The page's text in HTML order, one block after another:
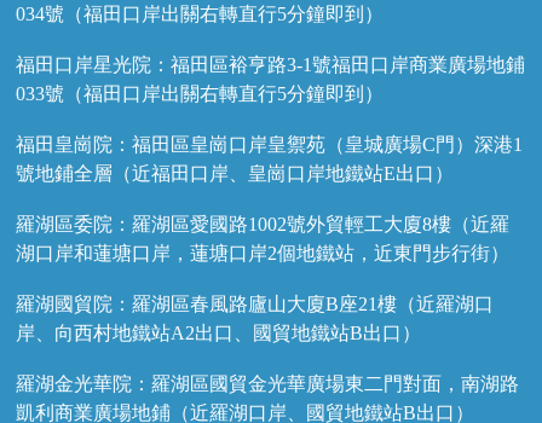
034號（福田口岸出關右轉直行5分鐘即到）
福田口岸星光院：福田區裕亨路3-1號福田口岸商業廣場地鋪
033號（福田口岸出關右轉直行5分鐘即到）
福田皇崗院：福田區皇崗口岸皇禦苑（皇城廣場C門）深港1
號地鋪全層（近福田口岸、皇崗口岸地鐵站E出口）
羅湖區委院：羅湖區愛國路1002號外貿輕工大廈8樓（近羅
湖口岸和蓮塘口岸，蓮塘口岸2個地鐵站，近東門步行街）
羅湖國貿院：羅湖區春風路廬山大廈B座21樓（近羅湖口
岸、向西村地鐵站A2出口、國貿地鐵站B出口）
羅湖金光華院：羅湖區國貿金光華廣場東二門對面，南湖路
凱利商業廣場地鋪（近羅湖口岸、國貿地鐵站B出口）